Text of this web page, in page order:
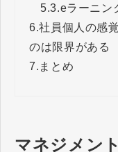
5.3.eラーニン
6.社員個人の感
のは限界がある
7. まとめ
マネジメン